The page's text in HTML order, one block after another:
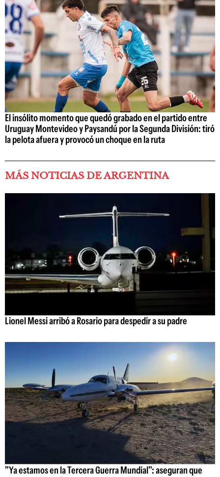
El insólito momento que quedó grabado en el partido entre
Uruguay Montevideo y Paysandú por la Segunda División: tiró
la pelota afuera y provocó un choque en la ruta
MÁS NOTICIAS DE ARGENTINA
Lionel Messi arribó a Rosario para despedir a su padre
"Ya estamos en la Tercera Guerra Mundial": aseguran que